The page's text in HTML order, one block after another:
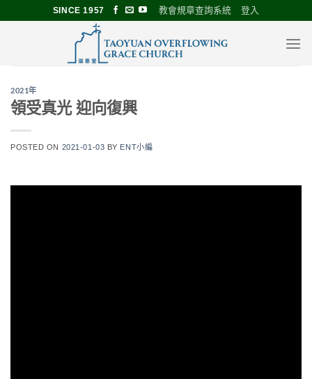
SINCE 1957 教會規章查詢系統 登入
2021年
領受真光 迎向復興
POSTED ON 2021-01-03 BY ENT小編